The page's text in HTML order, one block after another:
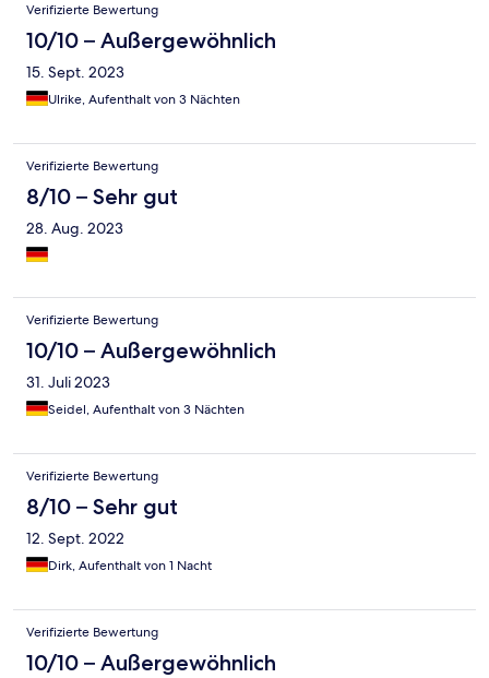
Verifizierte Bewertung
10/10 – Außergewöhnlich
15. Sept. 2023
Ulrike, Aufenthalt von 3 Nächten
Verifizierte Bewertung
8/10 – Sehr gut
28. Aug. 2023
Verifizierte Bewertung
10/10 – Außergewöhnlich
31. Juli 2023
Seidel, Aufenthalt von 3 Nächten
Verifizierte Bewertung
8/10 – Sehr gut
12. Sept. 2022
Dirk, Aufenthalt von 1 Nacht
Verifizierte Bewertung
10/10 – Außergewöhnlich